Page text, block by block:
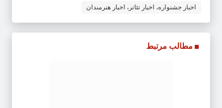
اخبار جشنواره، اخبار تئاتر، اخبار هنرمندان
مطالب مرتبط